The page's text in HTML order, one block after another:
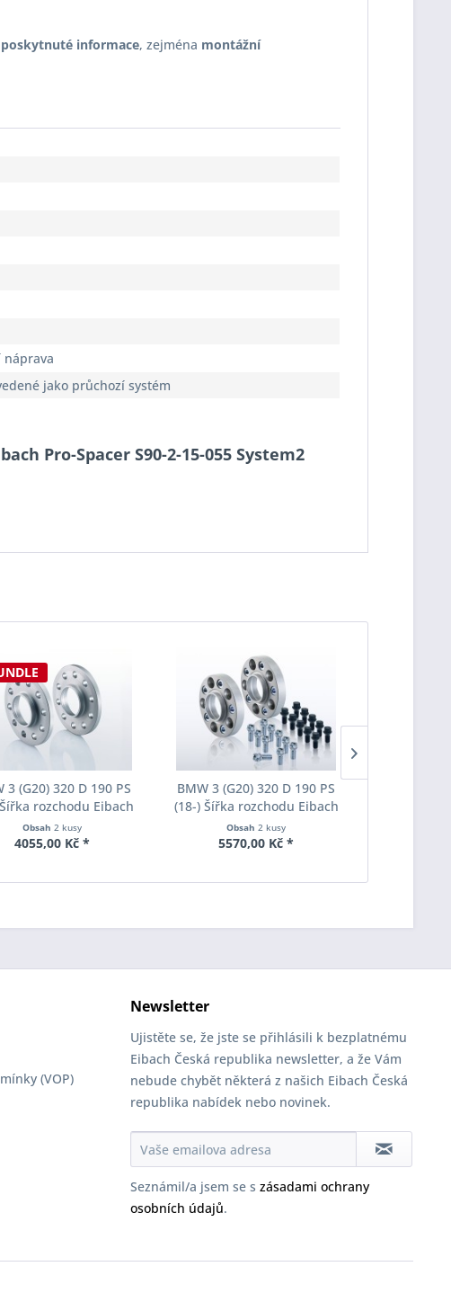
poskytnuté informace, zejména montážní
náprava
jako průchozí systém
Pro-Spacer S90-2-15-055 System2
3 (G20) 320 D 190 PS
rozchodu Eibach
Spacer S90-2-20-036
Tloušťka 20mm
Obsah 2 kusy
4055,00 Kč *
BMW 3 (G20) 320 D 190 PS
(18-) Šířka rozchodu Eibach
Pro-Spacer S90-7-20-044
System7 Tloušťka 20mm
Obsah2 kusy
5570,00 Kč *
(VOP)
Newsletter
Ujistěte se, že jste se přihlásili k bezplatnému
Eibach Česká republika newsletter, a že Vám
nebude chybět některá z našich Eibach Česká
republika nabídek nebo novinek.
Seznámil/a jsem se s zásadami ochrany
osobních údajů.